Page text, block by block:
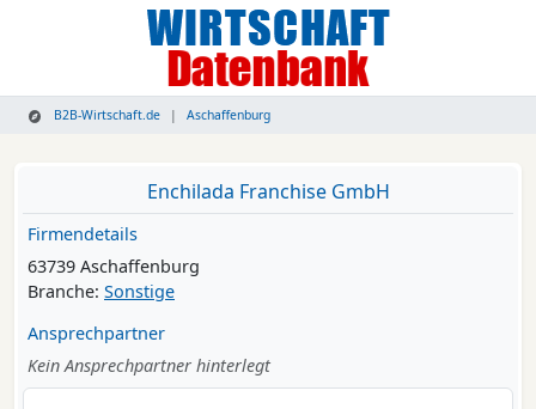
B2B-Wirtschaft.de Aschaffenburg
Enchilada Franchise GmbH
Firmendetails
63739 Aschaffenburg
Branche: Sonstige
Ansprechpartner
Kein Ansprechpartner hinterlegt